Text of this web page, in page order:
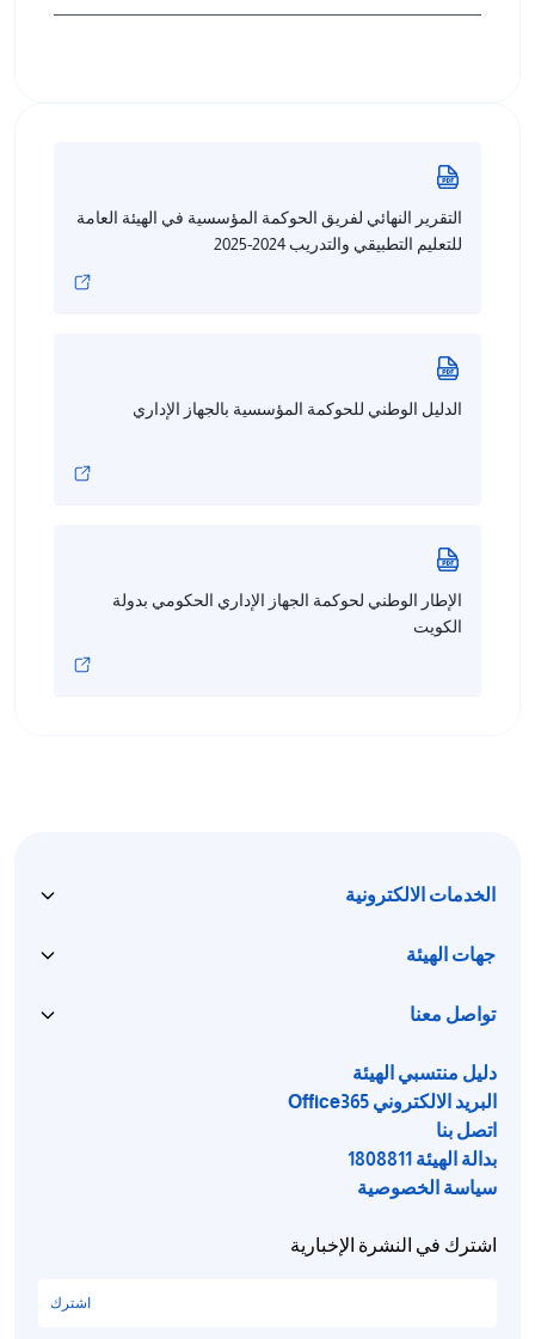
التقرير النهائي لفريق الحوكمة المؤسسية في الهيئة العامة
للتعليم التطبيقي والتدريب 2024-2025
الدليل الوطني للحوكمة المؤسسية بالجهاز الإداري
الإطار الوطني لحوكمة الجهاز الإداري الحكومي بدولة
الكويت
الخدمات الالكترونية
جهات الهيئة
تواصل معنا
دليل منتسبي الهيئة
البريد الالكتروني Office365
اتصل بنا
بدالة الهيئة 1808811
سياسة الخصوصية
اشترك في النشرة الإخبارية
اشترك